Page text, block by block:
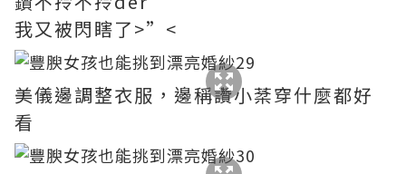
我又被閃瞎了>”<
美儀邊調整衣服，邊稱讚小棻穿什麼都好
看